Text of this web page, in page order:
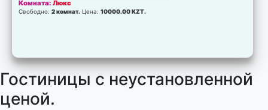
Комната:Люкс
Свободно:2 комнат. Цена:10000.00 KZT.
Гостиницы с неустановленной
ценой.